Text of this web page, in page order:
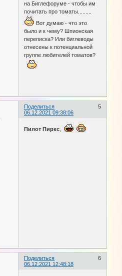
на Биглефоруме - чтобы им
почитать про томаты.........
Вот думаю - что это
было и к чему? Шпионская
переписка? Или биглеводы
отнесены к потенциальной
группе любителей томатов?
Поделиться
5
06.12.2021 09:38:06
Пилот Пиркс ,
Поделиться
6
06.12.2021 12:48:18